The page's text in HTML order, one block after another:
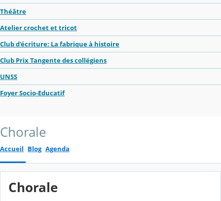
Théâtre
Atelier crochet et tricot
Club d'écriture: La fabrique à histoire
Club Prix Tangente des collégiens
UNSS
Foyer Socio-Educatif
Chorale
Accueil Blog Agenda
Chorale